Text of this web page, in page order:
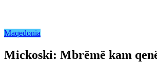
Maqedonia
Mickoski: Mbrëmë kam